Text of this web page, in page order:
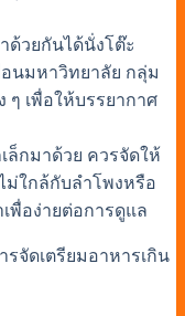
ด้วยกันได้นั่งโต๊ะ
นมหาวิทยาลัย กลุ่ม
เพื่อให้บรรยากาศ
ล็กมาด้วย ควรจัดให้
ม่ใกล้กับลำโพงหรือ
พื่อง่ายต่อการดูแล